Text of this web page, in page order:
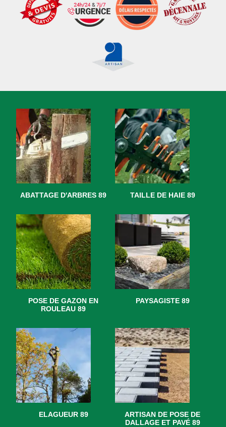
ABATTAGE D'ARBRES 89 TAILLE DE HAIE 89
POSE DE GAZON EN
ROULEAU 89
PAYSAGISTE 89
ELAGUEUR 89
ARTISAN DE POSE DE
DALLAGE ET PAVÉ 89